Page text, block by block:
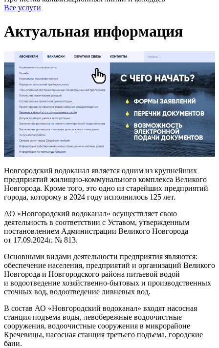
Все услуги
Актуальная информация
Новгородский водоканал является одним из крупнейших
предприятий жилищно-коммунального комплекса Великого
Новгорода. Кроме того, это одно из старейших предприятий
города, которому в 2024 году исполнилось 125 лет.
АО «Новгородский водоканал» осуществляет свою
деятельность в соответствии с Уставом, утвержденным
постановлением Администрации Великого Новгорода
от 17.09.2024г. № 813.
Основными видами деятельности предприятия являются:
обеспечение населения, предприятий и организаций Великого
Новгорода и Новгородского района питьевой водой
и водоотведение хозяйственно-бытовых и производственных
сточных вод, водоотведение ливневых вод.
В состав АО «Новгородский водоканал» входят насосная
станция подъема воды, левобережные водоочистные
сооружения, водоочистные сооружения в микрорайоне
Кречевицы, насосная станция третьего подъема, городские
бани.